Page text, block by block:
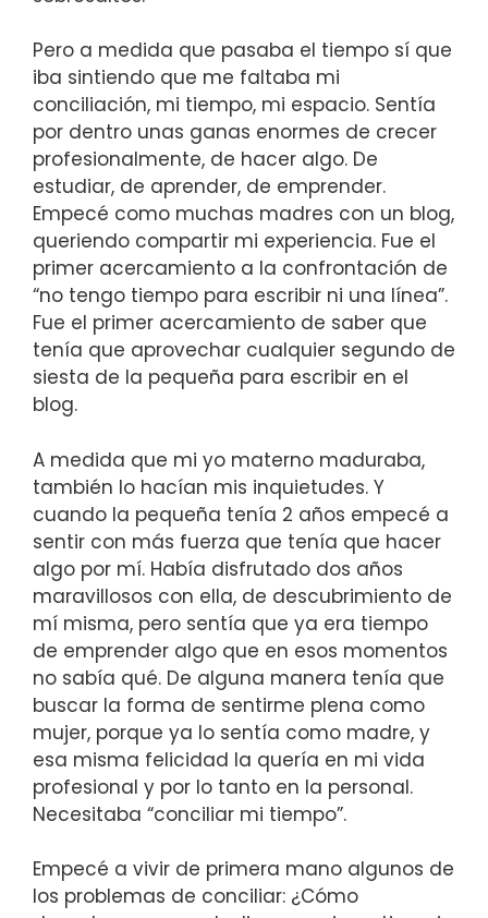
Pero a medida que pasaba el tiempo sí que
iba sintiendo que me faltaba mi
conciliación, mi tiempo, mi espacio. Sentía
por dentro unas ganas enormes de crecer
profesionalmente, de hacer algo. De
estudiar, de aprender, de emprender.
Empecé como muchas madres con un blog,
queriendo compartir mi experiencia. Fue el
primer acercamiento a la confrontación de
“no tengo tiempo para escribir ni una línea”.
Fue el primer acercamiento de saber que
tenía que aprovechar cualquier segundo de
siesta de la pequeña para escribir en el
blog.
A medida que mi yo materno maduraba,
también lo hacían mis inquietudes. Y
cuando la pequeña tenía 2 años empecé a
sentir con más fuerza que tenía que hacer
algo por mí. Había disfrutado dos años
maravillosos con ella, de descubrimiento de
mí misma, pero sentía que ya era tiempo
de emprender algo que en esos momentos
no sabía qué. De alguna manera tenía que
buscar la forma de sentirme plena como
mujer, porque ya lo sentía como madre, y
esa misma felicidad la quería en mi vida
profesional y por lo tanto en la personal.
Necesitaba “conciliar mi tiempo”.
Empecé a vivir de primera mano algunos de
los problemas de conciliar: ¿Cómo